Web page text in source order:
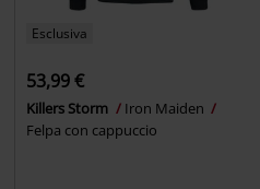
Esclusiva
53,99 €
Killers Storm
Iron Maiden
Felpa con cappuccio